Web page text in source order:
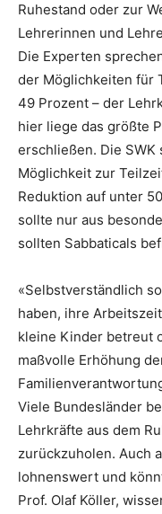
Ruhestand oder zur
Lehrerinnen und
Die Experten
der Möglichkeiten für
49 Prozent – der
hier liege das größte
erschließen. Die
Möglichkeit zur
Reduktion auf unter
sollte nur aus
sollten Sabbaticals
«Selbstverständlich
haben, ihre
kleine Kinder betreut
maßvolle Erhöhung
Viele Bundesländer
Lehrkräfte aus dem
zurückzuholen. Auch
lohnenswert und
Prof. Olaf Köller,